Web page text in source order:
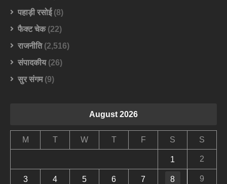
पहाड़ी रसोई(8)
फैक्ट चेक(22)
राजनीति(2,516)
संपादकीय(26)
सुर संगम(9)
August 2026
M T W T F S S
1 2
3 4 5 6 7 8 9